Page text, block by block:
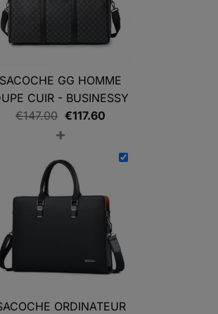
SACOCHE GG HOMME
CUIR - BUSINESSY
€147.00 Le
prix
était :
€147.00.
€117.60Le
actuel
+
ORDINATEUR